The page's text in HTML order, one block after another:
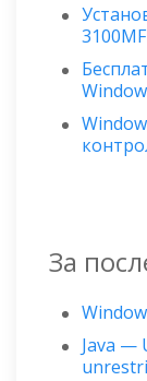
За
Java —